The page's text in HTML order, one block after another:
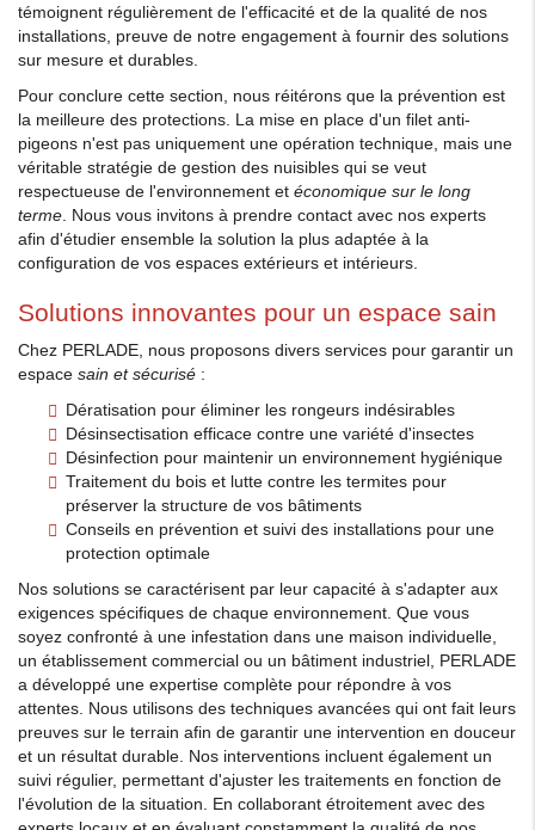
témoignent régulièrement de l'efficacité et de la qualité de nos
installations, preuve de notre engagement à fournir des solutions
sur mesure et durables.
Pour conclure cette section, nous réitérons que la prévention est
la meilleure des protections. La mise en place d'un filet anti-
pigeons n'est pas uniquement une opération technique, mais une
véritable stratégie de gestion des nuisibles qui se veut
respectueuse de l'environnement et économique sur le long
terme. Nous vous invitons à prendre contact avec nos experts
afin d'étudier ensemble la solution la plus adaptée à la
configuration de vos espaces extérieurs et intérieurs.
Solutions innovantes pour un espace sain
Chez PERLADE, nous proposons divers services pour garantir un
espace sain et sécurisé :
Dératisation pour éliminer les rongeurs indésirables
Désinsectisation efficace contre une variété d'insectes
Désinfection pour maintenir un environnement hygiénique
Traitement du bois et lutte contre les termites pour
préserver la structure de vos bâtiments
Conseils en prévention et suivi des installations pour une
protection optimale
Nos solutions se caractérisent par leur capacité à s'adapter aux
exigences spécifiques de chaque environnement. Que vous
soyez confronté à une infestation dans une maison individuelle,
un établissement commercial ou un bâtiment industriel, PERLADE
a développé une expertise complète pour répondre à vos
attentes. Nous utilisons des techniques avancées qui ont fait leurs
preuves sur le terrain afin de garantir une intervention en douceur
et un résultat durable. Nos interventions incluent également un
suivi régulier, permettant d'ajuster les traitements en fonction de
l'évolution de la situation. En collaborant étroitement avec des